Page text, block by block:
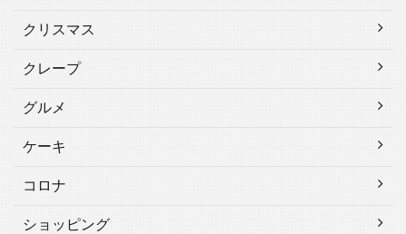
クリスマス
クレープ
グルメ
ケーキ
コロナ
ショッピング